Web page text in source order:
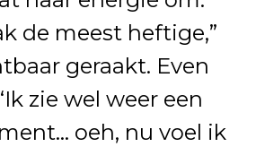
de meest heftige,”
geraakt. Even
zie wel weer een
oeh, nu voel ik